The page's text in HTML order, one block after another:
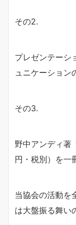
その2.
プレゼンテーシ
ュニケーション
その3.
野中アンディ著
円・税別）を一
当協会の活動を
は大盤振る舞い